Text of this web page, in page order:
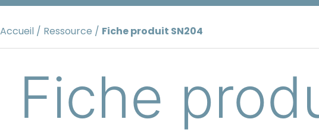
Aller
contenu
Accueil / Ressource / Fiche produit SN204
Fiche